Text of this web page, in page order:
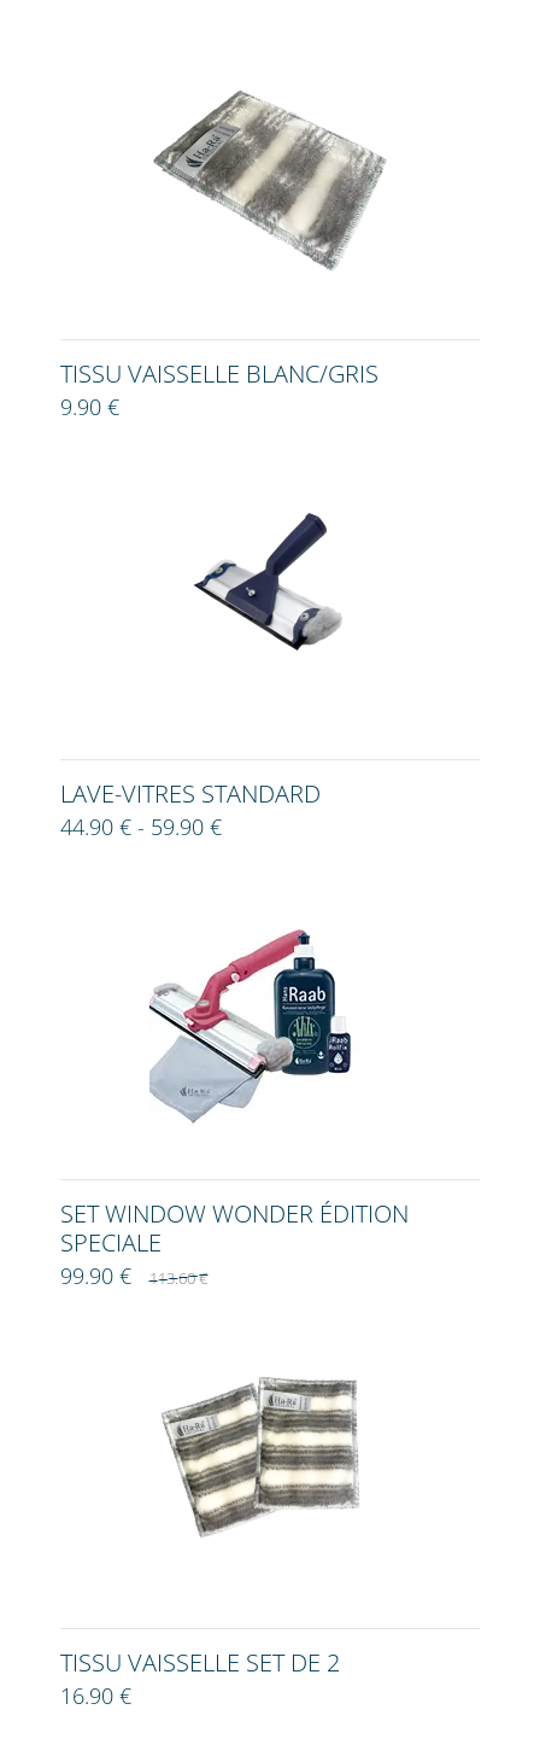
TISSU VAISSELLE BLANC/GRIS
9.90 €
LAVE-VITRES STANDARD
44.90 € - 59.90 €
SET WINDOW WONDER ÉDITION
SPECIALE
99.90 €113.60 €
TISSU VAISSELLE SET DE 2
16.90 €